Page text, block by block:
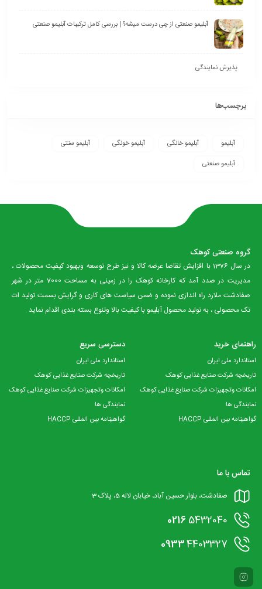
آبلیمو صنعتی از چی درست میشه؟ | بررسی کامل ترکیبات آبلیمو صنعتی
پذیرش نمایندگی
برچسب‌ها
آبلیمو آبلیمو خانگی آبلیمو خونگی
آبلیمو سنتی
آبلیمو صنعتی
گروه صنعتی کوهک
در سال 1376 با افزایش تقاضا عرضه کالا و نیز طرح توسعه وبهبود کیفیت محصولات ،
مدیریت در صدد آمد که کارخانه کوهک را در زمینی به مساحت 7000 متر در شهر
صفادشت ملارد راه اندازی نموده و ضمن سیاست های کاری و گرایش بسمت تولید ات
تک محصولی ، به تولید محصول آبلیمو با کیفیت بالا وتنوع بسته بندی اقدام نماید .
راهنمای خرید
استاندارد ملی ایران
تاریخچه شرکت صنایع غذایی کوهک
امکانات وتجهیزات شرکت صنایع غذایی کوهک
نمایندگی ها
گواهینامه بین المللی HACCP
دسترسی سریع
استاندارد ملی ایران
تاریخچه شرکت صنایع غذایی کوهک
امکانات وتجهیزات شرکت صنایع غذایی کوهک
نمایندگی ها
گواهینامه بین المللی HACCP
تماس با ما
صفادشت، بلوار حسین آباد، خیابان لاله 5، پلاک 3
02165432040
09334403327